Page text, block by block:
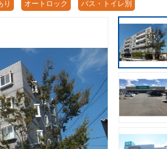
り オートロック バス・トイレ別